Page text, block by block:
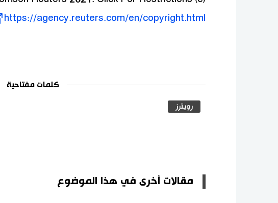
https://agency.reuters.com/en/copyright.html
كلمات مفتاحية
رويترز
مقالات أخرى في هذا الموضوع